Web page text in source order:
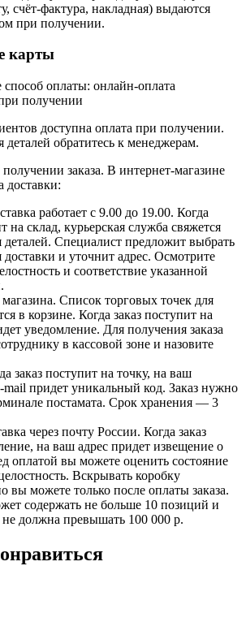
счёт-фактура, накладная) выдаются
при получении.
карты
оплаты: онлайн-оплата
получении
доступна оплата при получении.
деталей обратитесь к менеджерам.
заказа. В интернет-магазине
доставки:
работает с 9.00 до 19.00. Когда
на склад, курьерская служба свяжется
деталей. Специалист предложит выбрать
доставки и уточнит адрес. Осмотрите
и соответствие указанной
Список торговых точек для
в корзине. Когда заказ поступит на
уведомление. Для получения заказа
в кассовой зоне и назовите
заказ поступит на точку, на ваш
mail придет уникальный код. Заказ нужно
постамата. Срок хранения — 3
через почту России. Когда заказ
на ваш адрес придет извещение о
оплатой вы можете оценить состояние
Вскрывать коробку
вы можете только после оплаты заказа.
содержать не больше 10 позиций и
не должна превышать 100 000 р.